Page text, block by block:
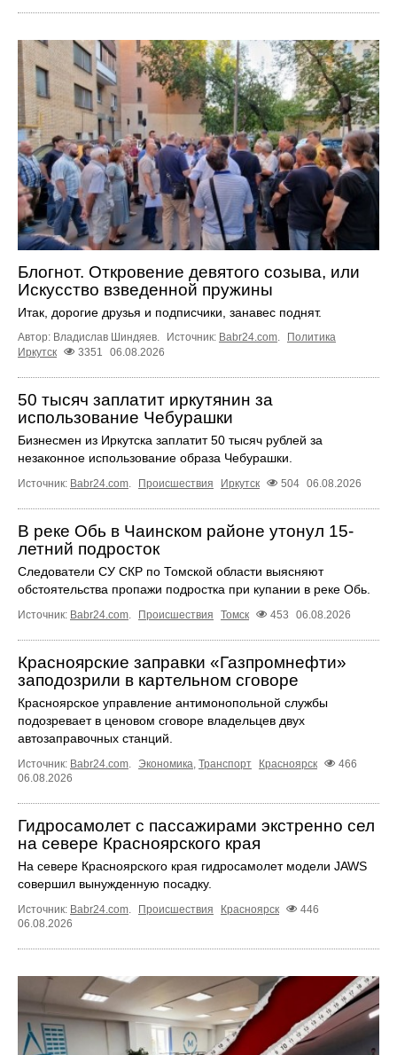
Блогнот. Откровение девятого созыва, или
Искусство взведенной пружины
Итак, дорогие друзья и подписчики, занавес поднят.
Автор: Владислав Шиндяев. Источник: Babr24.com
Политика
Иркутск
3351 06.08.2026
50 тысяч заплатит иркутянин за
использование Чебурашки
Бизнесмен из Иркутска заплатит 50 тысяч рублей за
незаконное использование образа Чебурашки.
Источник: Babr24.com. Происшествия Иркутск 504 06.08.2026
В реке Обь в Чаинском районе утонул 15-
летний подросток
Следователи СУ СКР по Томской области выясняют
обстоятельства пропажи подростка при купании в реке Обь.
Источник: Babr24.com. Происшествия Томск 453 06.08.2026
Красноярские заправки «Газпромнефти»
заподозрили в картельном сговоре
Красноярское управление антимонопольной службы
подозревает в ценовом сговоре владельцев двух
автозаправочных станций.
Источник: Babr24.com. Экономика, Транспорт Красноярск
466
06.08.2026
Гидросамолет с пассажирами экстренно сел
на севере Красноярского края
На севере Красноярского края гидросамолет модели JAWS
совершил вынужденную посадку.
Источник: Babr24.com. Происшествия Красноярск
446
06.08.2026